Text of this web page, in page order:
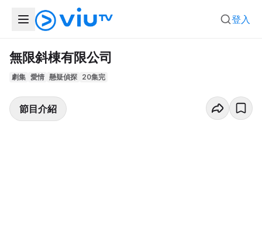
登入
無限斜棟有限公司
劇集 愛情 懸疑偵探 20集完
節目介紹